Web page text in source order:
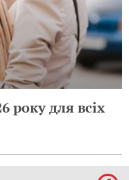
року для всіх